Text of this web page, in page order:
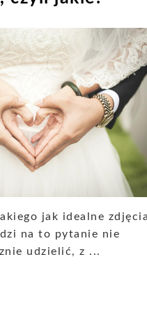
jak idealne
na to pytanie nie
udzielić, z ...